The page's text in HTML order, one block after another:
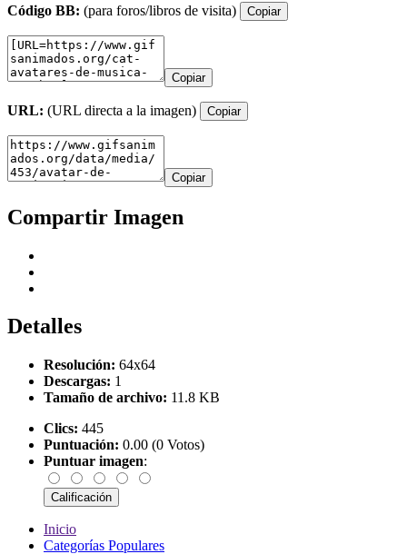
Código BB: (para foros/libros de visita) Copiar
Copiar
URL: (URL directa a la imagen) Copiar
Copiar
Compartir Imagen
Detalles
Resolución: 64x64
Descargas: 1
Tamaño de archivo: 11.8 KB
Clics: 445
Puntuación: 0.00 (0 Votos)
Puntuar imagen:
Inicio
Categorías Populares